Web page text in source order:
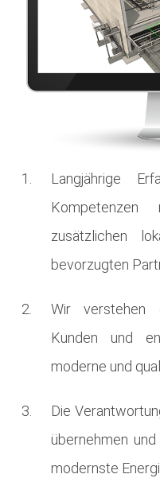
Langjährige
zusätzlichen
bevorzugten
Wir verstehen
Kunden und
moderne und
Die
übernehmen
modernste